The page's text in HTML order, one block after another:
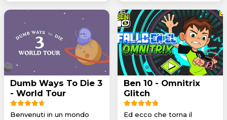
Dumb Ways To Die 3
- World Tour
Benvenuti in un mondo
Ben 10 - Omnitrix
Glitch
Ed ecco che torna il